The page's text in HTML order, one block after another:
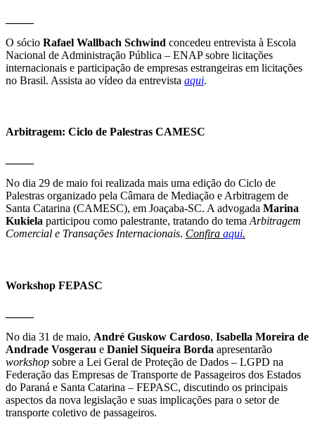
O sócio Rafael Wallbach Schwind concedeu entrevista à Escola
Nacional de Administração Pública – ENAP sobre licitações
internacionais e participação de empresas estrangeiras em licitações
no Brasil. Assista ao vídeo da entrevista aqui.
Arbitragem: Ciclo de Palestras CAMESC
No dia 29 de maio foi realizada mais uma edição do Ciclo de
Palestras organizado pela Câmara de Mediação e Arbitragem de
Santa Catarina (CAMESC), em Joaçaba-SC. A advogada Marina
Kukiela participou como palestrante, tratando do tema Arbitragem
Comercial e Transações Internacionais. Confira aqui.
Workshop FEPASC
No dia 31 de maio, André Guskow Cardoso, Isabella Moreira de
Andrade Vosgerau e Daniel Siqueira Borda apresentarão
workshop sobre a Lei Geral de Proteção de Dados – LGPD na
Federação das Empresas de Transporte de Passageiros dos Estados
do Paraná e Santa Catarina – FEPASC, discutindo os principais
aspectos da nova legislação e suas implicações para o setor de
transporte coletivo de passageiros.